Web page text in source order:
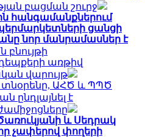
բացման շուրջ
հանգամանքներում
ցանցի
նոր մանրամասներ է
առթիվ
վարույթ
ԱՀԾ և ՊՊԾ
ընդլայնել է
և Սեդրակ
չափերով փողերի